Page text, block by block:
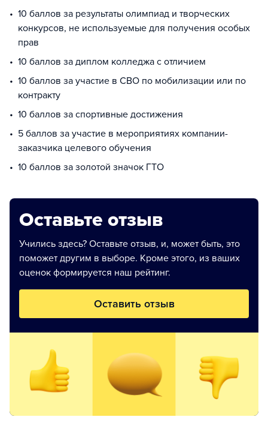
10 баллов за результаты олимпиад и творческих
конкурсов, не используемые для получения особых
прав
10 баллов за диплом колледжа с отличием
10 баллов за участие в СВО по мобилизации или по
контракту
10 баллов за спортивные достижения
5 баллов за участие в мероприятиях компании-
заказчика целевого обучения
10 баллов за золотой значок ГТО
Оставьте отзыв
Учились здесь? Оставьте отзыв, и, может быть, это
поможет другим в выборе. Кроме этого, из ваших
оценок формируется наш рейтинг.
Оставить отзыв